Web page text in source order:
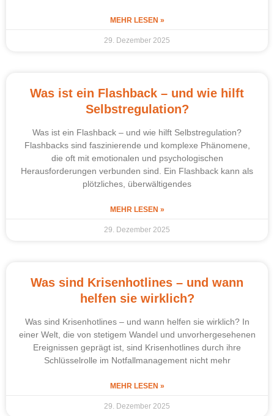
MEHR LESEN »
29. Dezember 2025
Was ist ein Flashback – und wie hilft
Selbstregulation?
Was ist ein Flashback – und wie hilft Selbstregulation?
Flashbacks sind faszinierende und komplexe Phänomene,
die oft mit emotionalen und psychologischen
Herausforderungen verbunden sind. Ein Flashback kann als
plötzliches, überwältigendes
MEHR LESEN »
29. Dezember 2025
Was sind Krisenhotlines – und wann
helfen sie wirklich?
Was sind Krisenhotlines – und wann helfen sie wirklich? In
einer Welt, die von stetigem Wandel und unvorhergesehenen
Ereignissen geprägt ist, sind Krisenhotlines durch ihre
Schlüsselrolle im Notfallmanagement nicht mehr
MEHR LESEN »
29. Dezember 2025